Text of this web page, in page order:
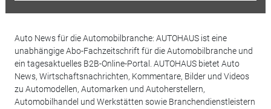
Auto News für die Automobilbranche: AUTOHAUS ist eine
unabhängige Abo-Fachzeitschrift für die Automobilbranche und
ein tagesaktuelles B2B-Online-Portal. AUTOHAUS bietet Auto
News, Wirtschaftsnachrichten, Kommentare, Bilder und Videos
zu Automodellen, Automarken und Autoherstellern,
Automobilhandel und Werkstätten sowie Branchendienstleistern